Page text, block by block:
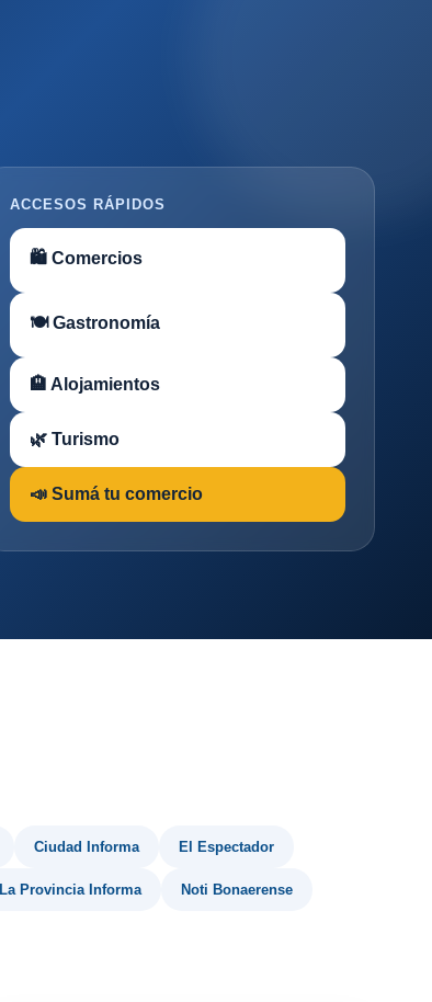
ACCESOS RÁPIDOS
🛍 Comercios
🍽 Gastronomía
🏨 Alojamientos
🌿 Turismo
📣 Sumá tu comercio
Ciudad Informa El Espectador
La Provincia Informa Noti Bonaerense